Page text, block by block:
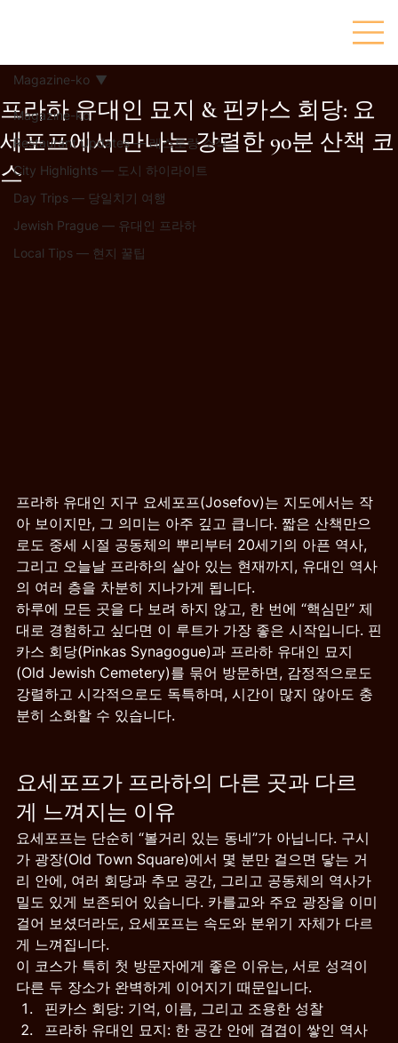
Magazine-ko
Restaurant Updates — 레스토랑 소식
City Highlights — 도시 하이라이트
Day Trips — 당일치기 여행
Jewish Prague — 유대인 프라하
Local Tips — 현지 꿀팁
Magazine-ko
프라하 유대인 묘지 & 핀카스 회당: 요
세포프에서 만나는 강렬한 90분 산책 코
스
프라하 유대인 지구 요세포프(Josefov)는 지도에서는 작
아 보이지만, 그 의미는 아주 깊고 큽니다. 짧은 산책만으
로도 중세 시절 공동체의 뿌리부터 20세기의 아픈 역사,
그리고 오늘날 프라하의 살아 있는 현재까지, 유대인 역사
의 여러 층을 차분히 지나가게 됩니다.
하루에 모든 곳을 다 보려 하지 않고, 한 번에 “핵심만” 제
대로 경험하고 싶다면 이 루트가 가장 좋은 시작입니다. 핀
카스 회당(Pinkas Synagogue)과 프라하 유대인 묘지
(Old Jewish Cemetery)를 묶어 방문하면, 감정적으로도
강렬하고 시각적으로도 독특하며, 시간이 많지 않아도 충
분히 소화할 수 있습니다.
요세포프가 프라하의 다른 곳과 다르
게 느껴지는 이유
요세포프는 단순히 “볼거리 있는 동네”가 아닙니다. 구시
가 광장(Old Town Square)에서 몇 분만 걸으면 닿는 거
리 안에, 여러 회당과 추모 공간, 그리고 공동체의 역사가
밀도 있게 보존되어 있습니다. 카를교와 주요 광장을 이미
걸어 보셨더라도, 요세포프는 속도와 분위기 자체가 다르
게 느껴집니다.
이 코스가 특히 첫 방문자에게 좋은 이유는, 서로 성격이
다른 두 장소가 완벽하게 이어지기 때문입니다.
핀카스 회당: 기억, 이름, 그리고 조용한 성찰
프라하 유대인 묘지: 한 공간 안에 겹겹이 쌓인 역사